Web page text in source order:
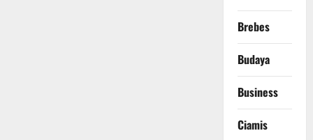
Brebes
Budaya
Business
Ciamis